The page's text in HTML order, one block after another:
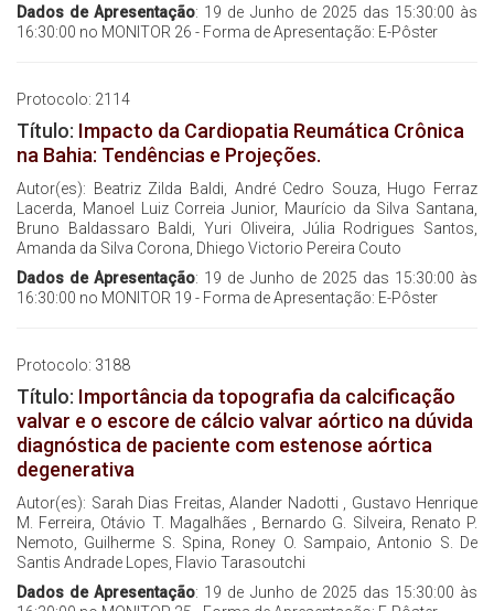
Dados de Apresentação: 19 de Junho de 2025 das 15:30:00 às
16:30:00 no MONITOR 26 - Forma de Apresentação: E-Pôster
Protocolo: 2114
Título: Impacto da Cardiopatia Reumática Crônica
na Bahia: Tendências e Projeções.
Autor(es): Beatriz Zilda Baldi, André Cedro Souza, Hugo Ferraz
Lacerda, Manoel Luiz Correia Junior, Maurício da Silva Santana,
Bruno Baldassaro Baldi, Yuri Oliveira, Júlia Rodrigues Santos,
Amanda da Silva Corona, Dhiego Victorio Pereira Couto
Dados de Apresentação: 19 de Junho de 2025 das 15:30:00 às
16:30:00 no MONITOR 19 - Forma de Apresentação: E-Pôster
Protocolo: 3188
Título: Importância da topografia da calcificação
valvar e o escore de cálcio valvar aórtico na dúvida
diagnóstica de paciente com estenose aórtica
degenerativa
Autor(es): Sarah Dias Freitas, Alander Nadotti , Gustavo Henrique
M. Ferreira, Otávio T. Magalhães , Bernardo G. Silveira, Renato P.
Nemoto, Guilherme S. Spina, Roney O. Sampaio, Antonio S. De
Santis Andrade Lopes, Flavio Tarasoutchi
Dados de Apresentação: 19 de Junho de 2025 das 15:30:00 às